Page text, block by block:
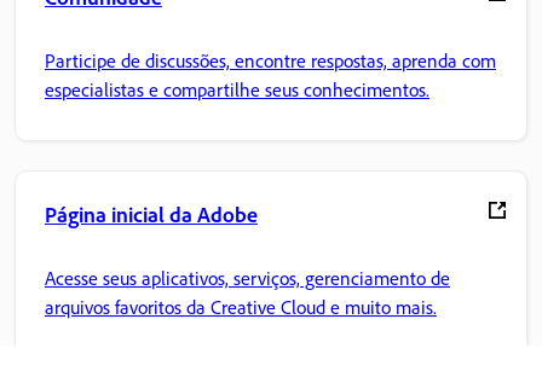
Participe de discussões, encontre respostas, aprenda com
especialistas e compartilhe seus conhecimentos.
Página inicial da Adobe
Acesse seus aplicativos, serviços, gerenciamento de
arquivos favoritos da Creative Cloud e muito mais.